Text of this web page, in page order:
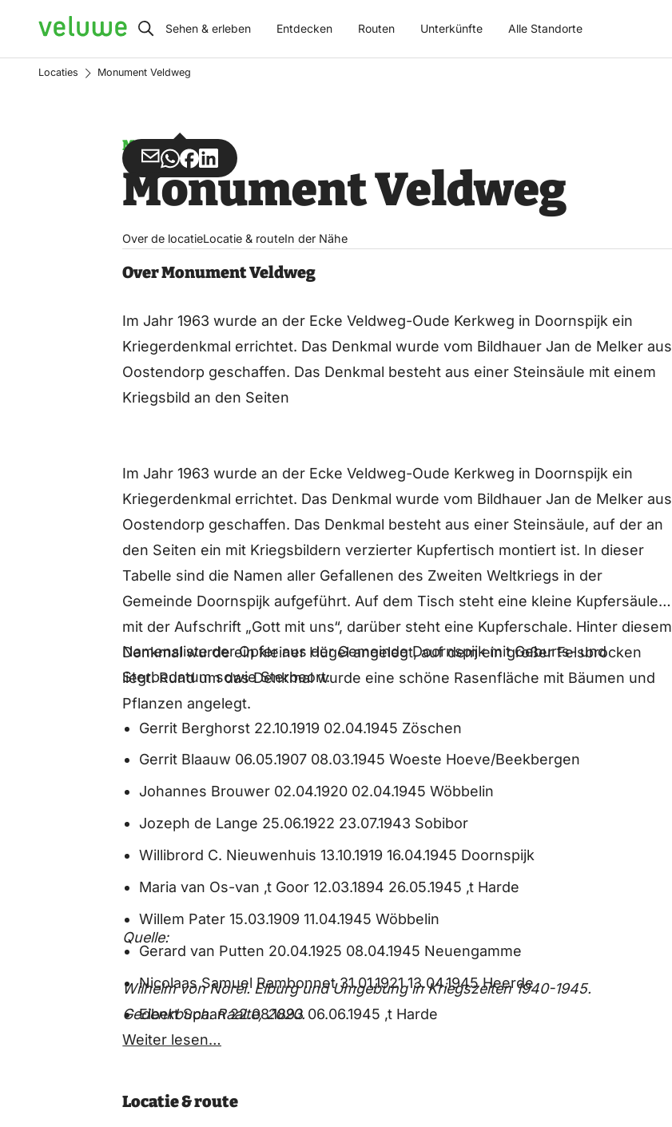
Veluwe Sehen & erleben Entdecken Routen Unterkünfte Alle Standorte
Locaties Monument Veldweg
Monument
Teilen
über
Teilen
über
Teilen
auf
Teilen
auf
Monument Veldweg
Over de locatieLocatie & routeIn der Nähe
Over Monument Veldweg
Im Jahr 1963 wurde an der Ecke Veldweg-Oude Kerkweg in Doornspijk ein
Kriegerdenkmal errichtet. Das Denkmal wurde vom Bildhauer Jan de Melker aus
Oostendorp geschaffen. Das Denkmal besteht aus einer Steinsäule mit einem
Kriegsbild an den Seiten
Im Jahr 1963 wurde an der Ecke Veldweg-Oude Kerkweg in Doornspijk ein
Kriegerdenkmal errichtet. Das Denkmal wurde vom Bildhauer Jan de Melker aus
Oostendorp geschaffen. Das Denkmal besteht aus einer Steinsäule, auf der an
den Seiten ein mit Kriegsbildern verzierter Kupfertisch montiert ist. In dieser
Tabelle sind die Namen aller Gefallenen des Zweiten Weltkriegs in der
Gemeinde Doornspijk aufgeführt. Auf dem Tisch steht eine kleine Kupfersäule
mit der Aufschrift „Gott mit uns“, darüber steht eine Kupferschale. Hinter diesem
Denkmal wurde ein kleiner Hügel angelegt, auf dem ein großer Felsbrocken
liegt. Rund um das Denkmal wurde eine schöne Rasenfläche mit Bäumen und
Pflanzen angelegt.
Namensliste der Opfer aus der Gemeinde Doornspijk mit Geburts- und
Sterbedatum sowie Sterbeort:
Gerrit Berghorst 22.10.1919 02.04.1945 Zöschen
Gerrit Blaauw 06.05.1907 08.03.1945 Woeste Hoeve/Beekbergen
Johannes Brouwer 02.04.1920 02.04.1945 Wöbbelin
Jozeph de Lange 25.06.1922 23.07.1943 Sobibor
Willibrord C. Nieuwenhuis 13.10.1919 16.04.1945 Doornspijk
Maria van Os-van ‚t Goor 12.03.1894 26.05.1945 ‚t Harde
Willem Pater 15.03.1909 11.04.1945 Wöbbelin
Gerard van Putten 20.04.1925 08.04.1945 Neuengamme
Nicolaas Samuel Rambonnet 31.01.1921 13.04.1945 Heerde
Eibert Spaan 22.08.1893 06.06.1945 ‚t Harde
Willem Spaan 06.05.1919 22.03.1945 Wöbbelin
Beert Vlieger 07.11.1921 28.02.1945 Wöbbelin
Quelle:
Wilhelm von Norel. Elburg und Umgebung in Kriegszeiten 1940-1945.
Gedenkbuch. Raalte, 2020.
Weiter lesen…
Locatie & route